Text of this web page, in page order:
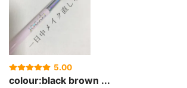
5.00
colour:black brown ...